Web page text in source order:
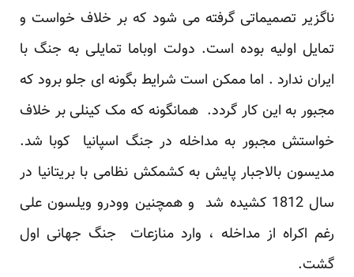
ناگزیر تصمیماتی گرفته می شود که بر خلاف خواست و
تمایل اولیه بوده است. دولت اوباما تمایلی به جنگ با
ایران ندارد . اما ممکن است شرایط بگونه ای جلو برود که
مجبور به این کار گردد. همانگونه که مک کینلی بر خلاف
خواستش مجبور به مداخله در جنگ اسپانیا کوبا شد.
مدیسون بالاجبار پایش به کشمکش نظامی با بریتانیا در
سال 1812 کشیده شد و همچنین وودرو ویلسون علی
رغم اکراه از مداخله ، وارد منازعات جنگ جهانی اول
گشت.